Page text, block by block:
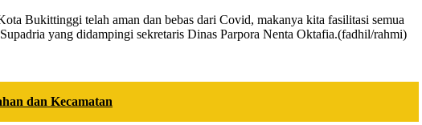
Bukittinggi telah aman dan bebas dari Covid, makanya kita fasilitasi semua
yang didampingi sekretaris Dinas Parpora Nenta Oktafia.(fadhil/rahmi)
dan Kecamatan